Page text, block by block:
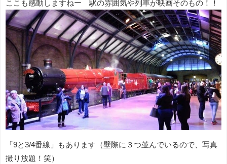
ここも感動しますねー 駅の雰囲気や列車が映画そのもの！！
「9と3/4番線」もあります（壁際に３つ並んでいるので、写真
撮り放題！笑）